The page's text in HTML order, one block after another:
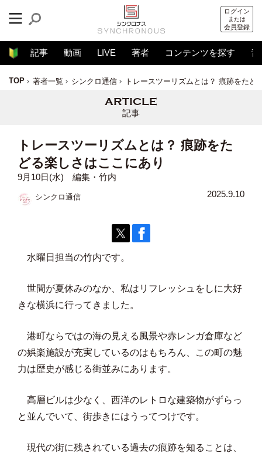
ログイン
または
会員登録
記事 動画 LIVE 著者 コンテンツを探す 音
TOP 著者一覧 シンクロ通信 トレースツーリズムとは？ 痕跡をたど
記事
トレースツーリズムとは？ 痕跡をた
どる楽しさはここにあり
9月10日(水) 編集・竹内
シンクロ通信 2025.9.10
水曜日担当の竹内です。
世間が夏休みのなか、私はリフレッシュをしに大好
きな横浜に行ってきました。
港町ならではの海の見える風景や赤レンガ倉庫など
の娯楽施設が充実しているのはもちろん、この町の魅
力は歴史が感じる街並みにあります。
高層ビルは少なく、西洋のレトロな建築物がずらっ
と並んでいて、街歩きにはうってつけです。
現代の街に残されている過去の痕跡を知ることは、